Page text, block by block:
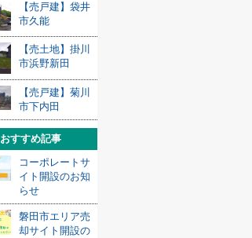
【売戸建】袋井
市久能
【売土地】掛川
市浜野新田
【売戸建】菊川
市下内田
おすすめ記事
コーポレートサ
イト開設のお知
らせ
磐田市エリア売
却サイト開設の